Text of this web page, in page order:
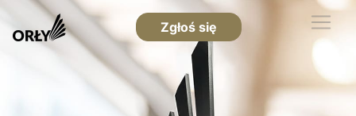
Zgłoś się